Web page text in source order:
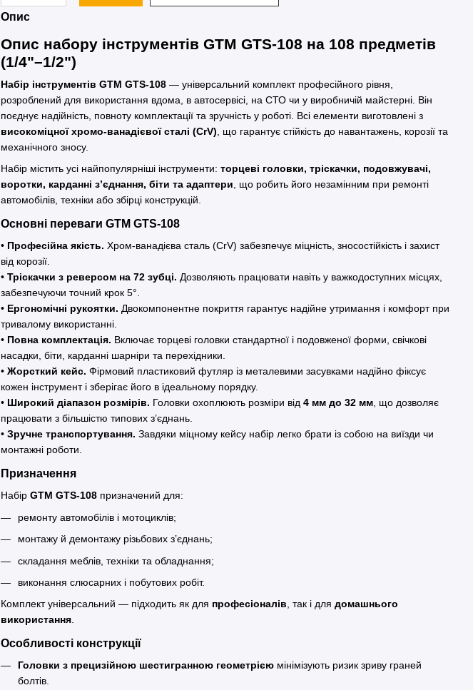
Опис
Опис набору інструментів GTM GTS-108 на 108 предметів
(1/4"–1/2")
Набір інструментів GTM GTS-108 — універсальний комплект професійного рівня,
розроблений для використання вдома, в автосервісі, на СТО чи у виробничій майстерні. Він
поєднує надійність, повноту комплектації та зручність у роботі. Всі елементи виготовлені з
високоміцної хромо-ванадієвої сталі (CrV) , що гарантує стійкість до навантажень, корозії та
механічного зносу.
Набір містить усі найпопулярніші інструменти: торцеві головки, тріскачки, подовжувачі,
воротки, карданні з’єднання, біти та адаптери, що робить його незамінним при ремонті
автомобілів, техніки або збірці конструкцій.
Основні переваги GTM GTS-108
• Професійна якість. Хром-ванадієва сталь (CrV) забезпечує міцність, зносостійкість і захист
від корозії.
• Тріскачки з реверсом на 72 зубці. Дозволяють працювати навіть у важкодоступних місцях,
забезпечуючи точний крок 5°.
• Ергономічні рукоятки. Двокомпонентне покриття гарантує надійне утримання і комфорт при
тривалому використанні.
• Повна комплектація. Включає торцеві головки стандартної і подовженої форми, свічкові
насадки, біти, карданні шарніри та перехідники.
• Жорсткий кейс. Фірмовий пластиковий футляр із металевими засувками надійно фіксує
кожен інструмент і зберігає його в ідеальному порядку.
• Широкий діапазон розмірів. Головки охоплюють розміри від 4 мм до 32 мм, що дозволяє
працювати з більшістю типових з’єднань.
• Зручне транспортування. Завдяки міцному кейсу набір легко брати із собою на виїзди чи
монтажні роботи.
Призначення
Набір GTM GTS-108 призначений для:
ремонту автомобілів і мотоциклів;
монтажу й демонтажу різьбових з’єднань;
складання меблів, техніки та обладнання;
виконання слюсарних і побутових робіт.
Комплект універсальний — підходить як для професіоналів, так і для домашнього
використання.
Особливості конструкції
Головки з прецизійною шестигранною геометрією мінімізують ризик зриву граней
болтів.